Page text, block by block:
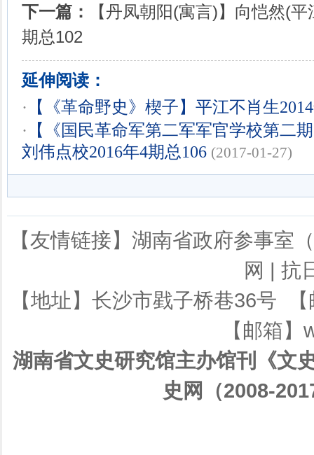
下一篇：
【丹凤朝阳(寓言)】向恺然(
期总102
延伸阅读：
· 【《革命野史》楔子】平江不肖生
· 【《国民革命军第二军军官学校第二
刘伟点校2016年4期总106 (2017-01-27)
【友情链接】 湖南省政府参事室
网 | 抗
【地址】长沙市戥子桥巷36号
【邮箱
湖南省文史研究馆主办馆刊《文
史网（2008-